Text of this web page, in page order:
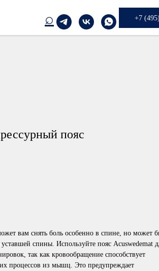
⌕ +7
пояс
вам снять боль особенно в спине, но может
спины. Используйте пояс Acuswedemat
так как кровообращение способствует
процессов из мышц. Это предупреждает